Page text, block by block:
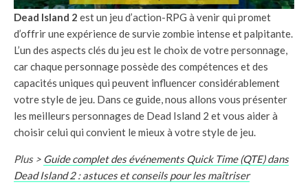
Dead Island 2 est un jeu d’action-RPG à venir qui promet
d’offrir une expérience de survie zombie intense et palpitante.
L’un des aspects clés du jeu est le choix de votre personnage,
car chaque personnage possède des compétences et des
capacités uniques qui peuvent influencer considérablement
votre style de jeu. Dans ce guide, nous allons vous présenter
les meilleurs personnages de Dead Island 2 et vous aider à
choisir celui qui convient le mieux à votre style de jeu.
Plus > Guide complet des événements Quick Time (QTE) dans
Dead Island 2 : astuces et conseils pour les maîtriser